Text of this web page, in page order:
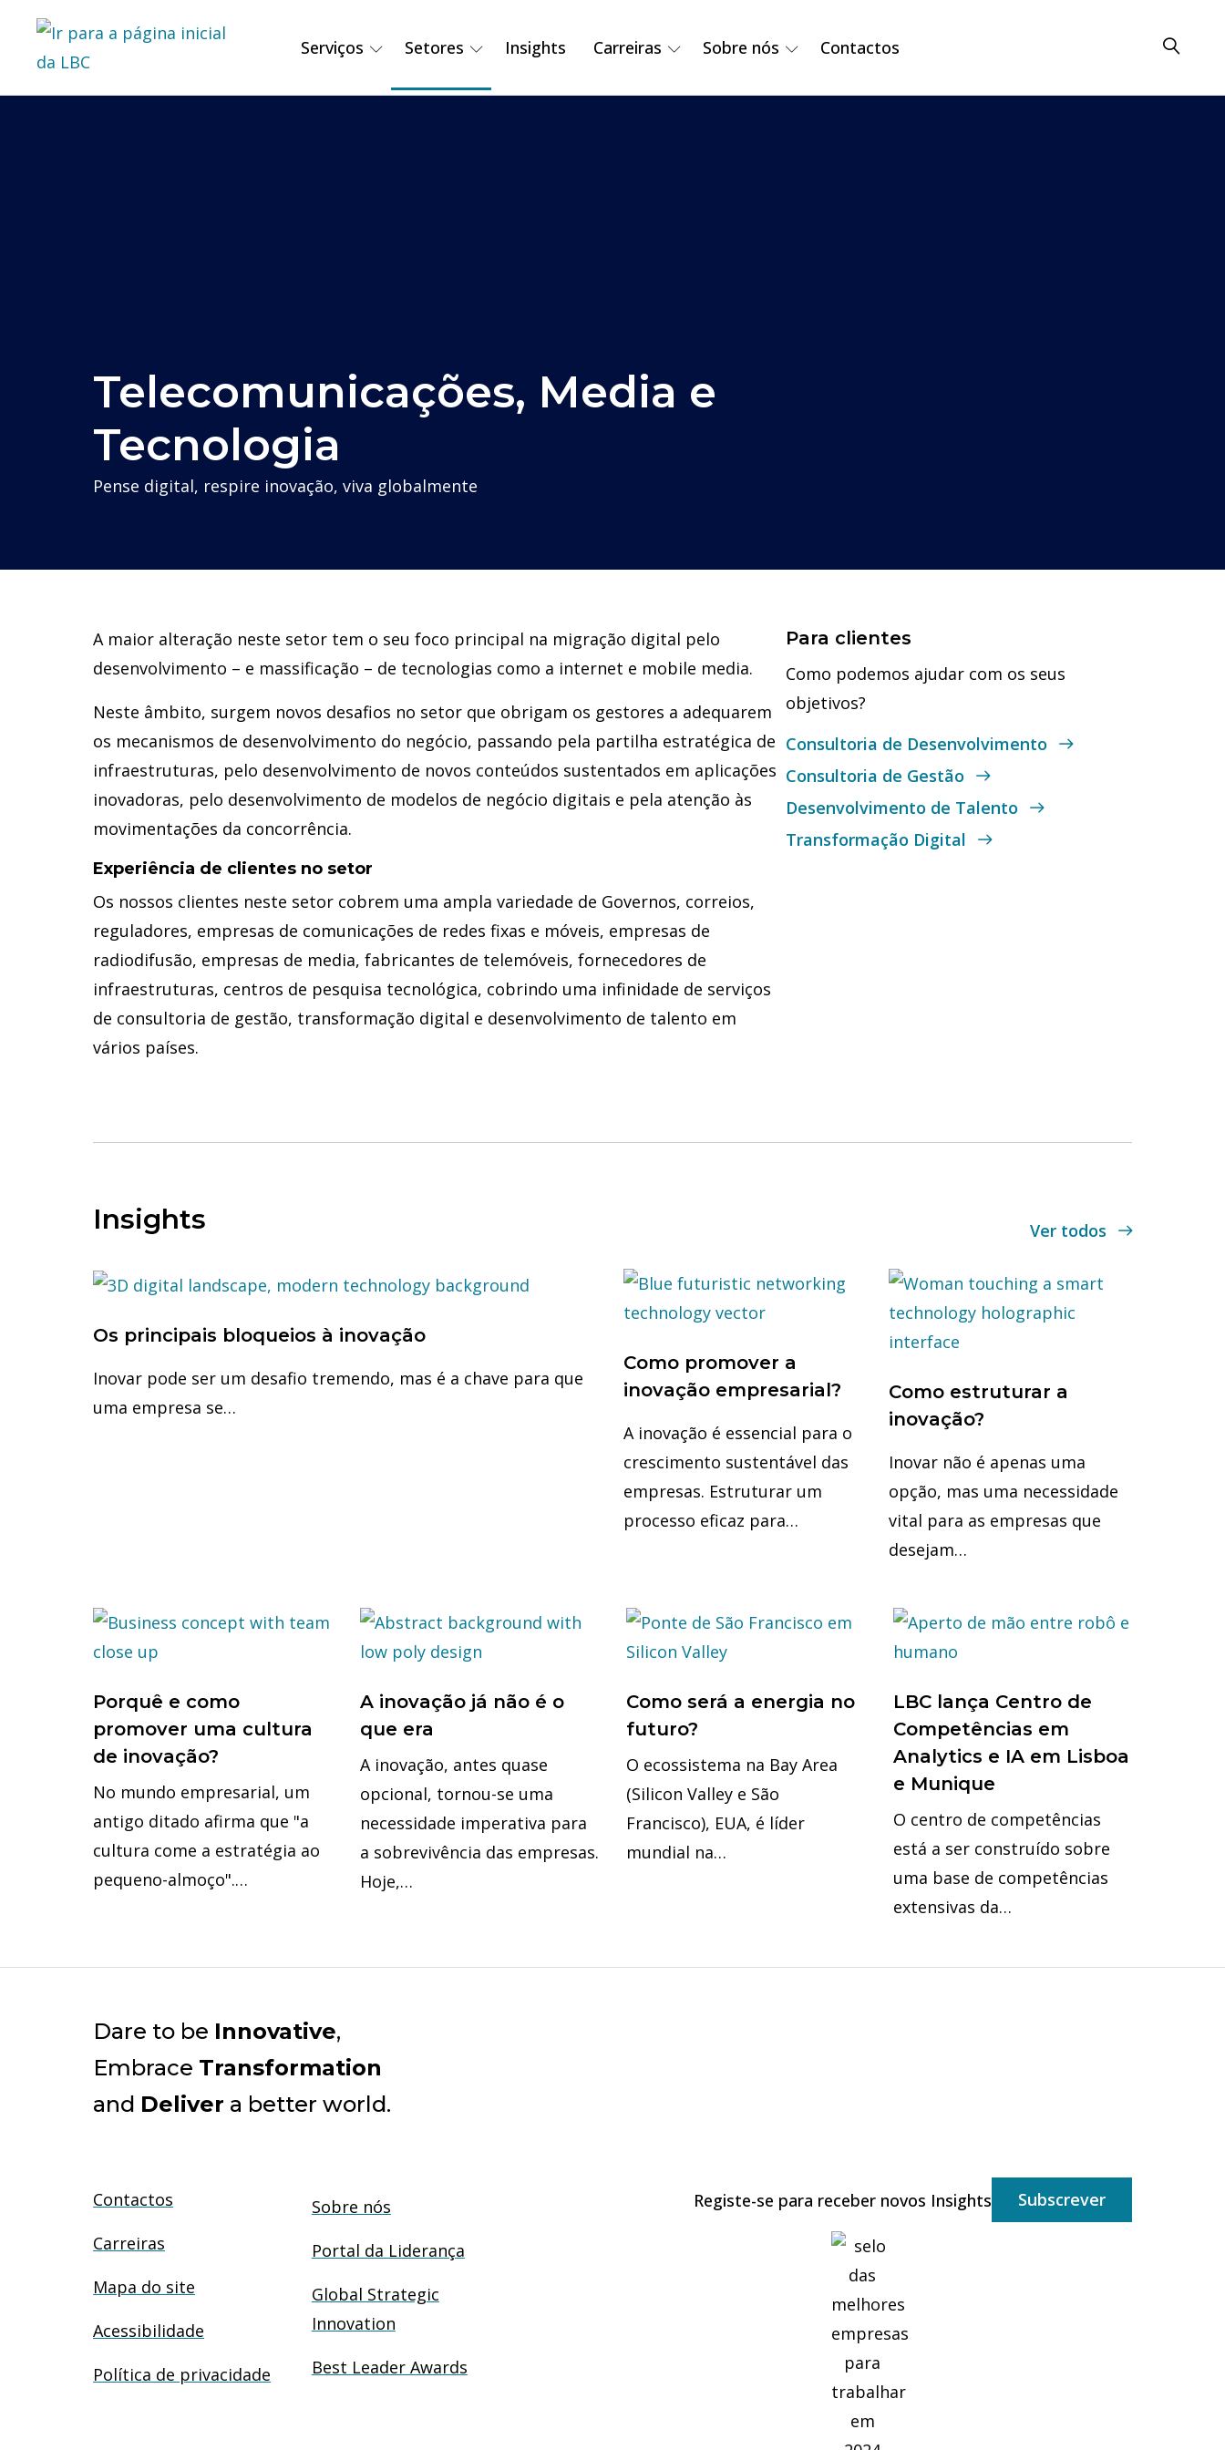
Serviços Setores Insights Carreiras Sobre nós Contactos
Telecomunicações, Media e
Tecnologia
Pense digital, respire inovação, viva globalmente
A maior alteração neste setor tem o seu foco principal na migração digital pelo
desenvolvimento – e massificação – de tecnologias como a internet e mobile media.
Neste âmbito, surgem novos desafios no setor que obrigam os gestores a adequarem
os mecanismos de desenvolvimento do negócio, passando pela partilha estratégica de
infraestruturas, pelo desenvolvimento de novos conteúdos sustentados em aplicações
inovadoras, pelo desenvolvimento de modelos de negócio digitais e pela atenção às
movimentações da concorrência.
Experiência de clientes no setor
Os nossos clientes neste setor cobrem uma ampla variedade de Governos, correios,
reguladores, empresas de comunicações de redes fixas e móveis, empresas de
radiodifusão, empresas de media, fabricantes de telemóveis, fornecedores de
infraestruturas, centros de pesquisa tecnológica, cobrindo uma infinidade de serviços
de consultoria de gestão, transformação digital e desenvolvimento de talento em
vários países.
Para clientes
Como podemos ajudar com os seus
objetivos?
Consultoria de Desenvolvimento
Consultoria de Gestão
Desenvolvimento de Talento
Transformação Digital
Insights Ver todos
Os principais bloqueios à inovação
Inovar pode ser um desafio tremendo, mas é a chave para que
uma empresa se…
Como promover a
inovação empresarial?
A inovação é essencial para o
crescimento sustentável das
empresas. Estruturar um
processo eficaz para…
Como estruturar a
inovação?
Inovar não é apenas uma
opção, mas uma necessidade
vital para as empresas que
desejam…
Porquê e como
promover uma cultura
de inovação?
No mundo empresarial, um
antigo ditado afirma que "a
cultura come a estratégia ao
pequeno-almoço".…
A inovação já não é o
que era
A inovação, antes quase
opcional, tornou-se uma
necessidade imperativa para
a sobrevivência das empresas.
Hoje,…
Como será a energia no
futuro?
O ecossistema na Bay Area
(Silicon Valley e São
Francisco), EUA, é líder
mundial na…
LBC lança Centro de
Competências em
Analytics e IA em Lisboa
e Munique
O centro de competências
está a ser construído sobre
uma base de competências
extensivas da…
Dare to be Innovative,
Embrace Transformation
and Deliver a better world.
Contactos
Carreiras
Mapa do site
Acessibilidade
Política de privacidade
Sobre nós
Portal da Liderança
Global Strategic
Innovation
Best Leader Awards
Registe-se para receber novos Insights Subscrever